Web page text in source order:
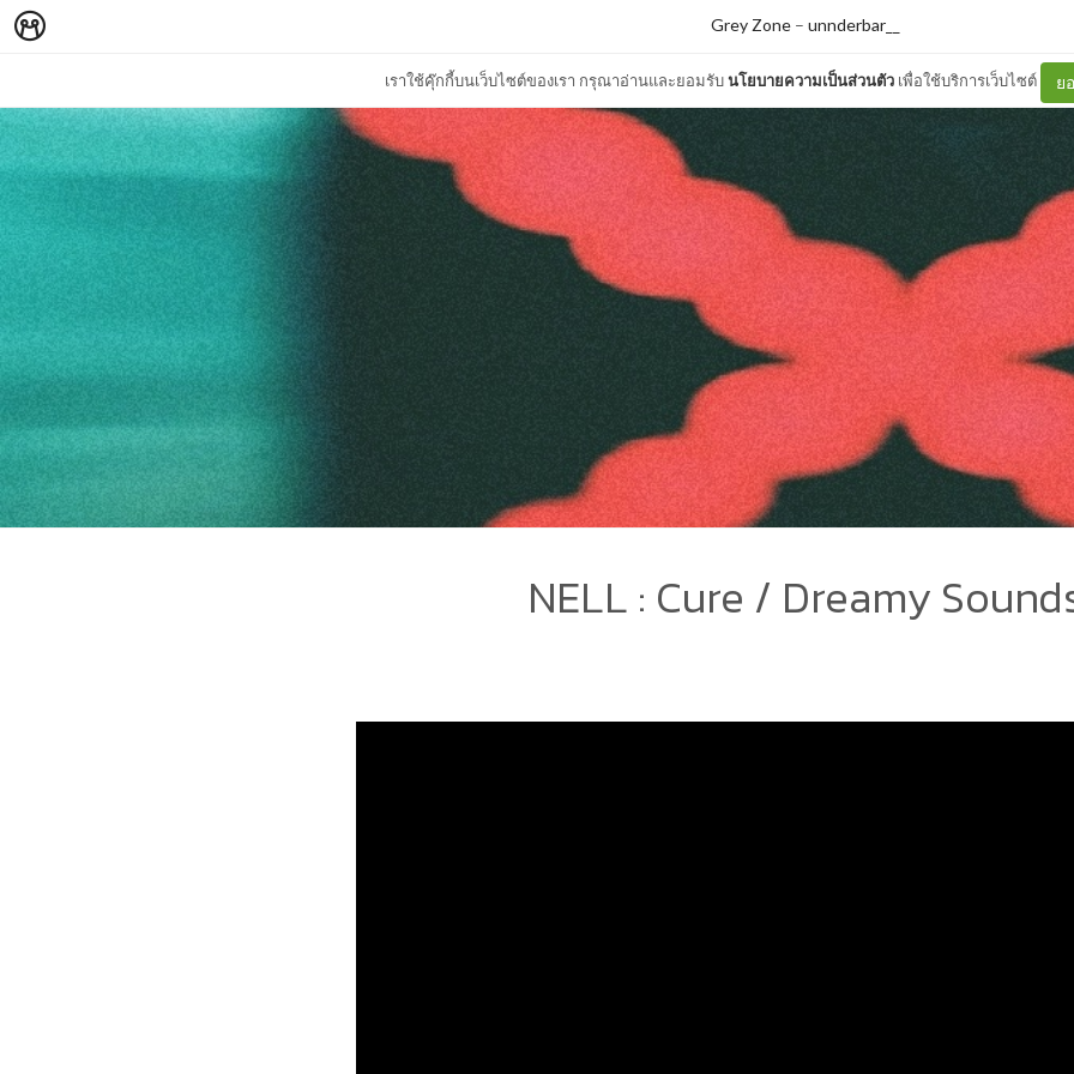
เราใช้คุ๊กกี้บนเว็บไซต์ของเรา กรุณาอ่านและยอมรับนโยบายความเป็นส่วนตัว เพื่อใช้บริการเว็บไซต์ ย
Grey Zone – unnderbar__
NELL : Cure / Dreamy